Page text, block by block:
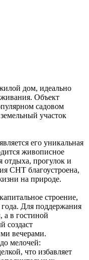
дом, идеально
Объект
садовом
участок
его уникальная
живописное
отдыха, прогулок и
СНТ благоустроена,
на природе.
строение,
Для поддержания
а в гостиной
создаст
вечерами.
мелочей:
что избавляет